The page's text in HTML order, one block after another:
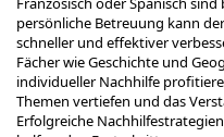
persönliche Betreuung kann
schneller und effektiver
Fächer wie Geschichte und
individueller Nachhilfe
Themen vertiefen und das
Erfolgreiche